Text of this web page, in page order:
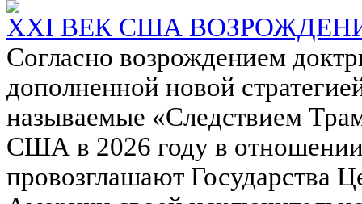
XXI ВЕК США
Согласно возрождением
дополненной новой
называемые «Следствием
США в 2026 году в
провозглашают Государства